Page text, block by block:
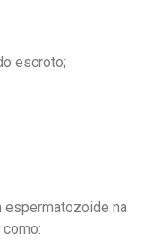
escroto;
espermatozoide na